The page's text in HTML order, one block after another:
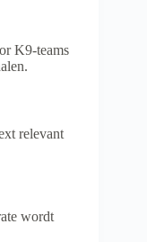
K9-teams
relevant
wordt